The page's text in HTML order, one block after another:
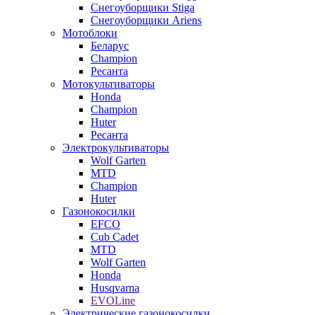
Снегоуборщики Stiga
Снегоуборщики Ariens
Мотоблоки
Беларус
Champion
Ресанта
Мотокультиваторы
Honda
Champion
Huter
Ресанта
Электрокультиваторы
Wolf Garten
MTD
Champion
Huter
Газонокосилки
EFCO
Cub Cadet
MTD
Wolf Garten
Honda
Husqvarna
EVOLine